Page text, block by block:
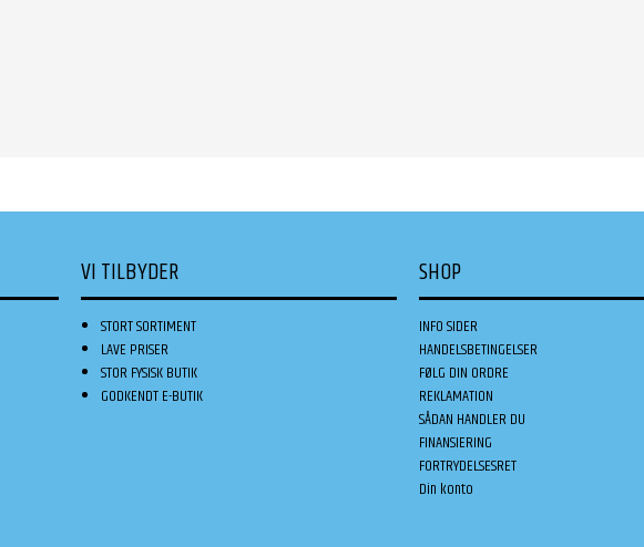
VI TILBYDER
STORT SORTIMENT
LAVE PRISER
STOR FYSISK BUTIK
GODKENDT E-BUTIK
SHOP
INFO SIDER
HANDELSBETINGELSER
FØLG DIN ORDRE
REKLAMATION
SÅDAN HANDLER DU
FINANSIERING
FORTRYDELSESRET
Din konto